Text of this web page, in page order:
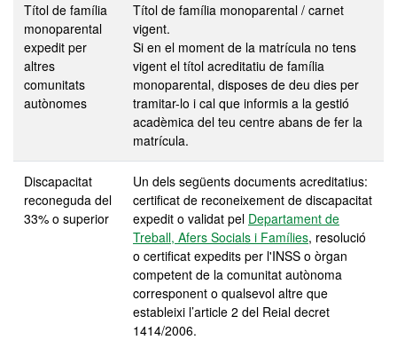
Títol de família
monoparental
expedit per
altres
comunitats
autònomes
Títol de família monoparental / carnet
vigent.
Si en el moment de la matrícula no tens
vigent el títol acreditatiu de família
monoparental, disposes de deu dies per
tramitar-lo i cal que informis a la gestió
acadèmica del teu centre abans de fer la
matrícula.
Discapacitat
reconeguda del
33% o superior
Un dels següents documents acreditatius:
certificat de reconeixement de discapacitat
expedit o validat pel Departament de
Treball, Afers Socials i Famílies, resolució
o certificat expedits per l'INSS o òrgan
competent de la comunitat autònoma
corresponent o qualsevol altre que
estableixi l’article 2 del Reial decret
1414/2006.